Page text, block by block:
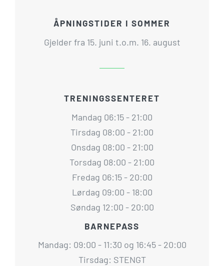
ÅPNINGSTIDER I SOMMER
Gjelder fra 15. juni t.o.m. 16. august
TRENINGSSENTERET
Mandag 06:15 - 21:00
Tirsdag 08:00 - 21:00
Onsdag 08:00 - 21:00
Torsdag 08:00 - 21:00
Fredag 06:15 - 20:00
Lørdag 09:00 - 18:00
Søndag 12:00 - 20:00
BARNEPASS
Mandag: 09:00 - 11:30 og 16:45 - 20:00
Tirsdag: STENGT